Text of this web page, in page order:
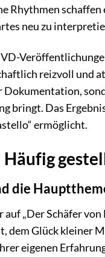
Rhythmen schaffen
neu zu
reizvoll und
bringt. Das
ermöglicht.
Häufig
die
auf „Der Schäfer
dem Glück kleiner
eigenen